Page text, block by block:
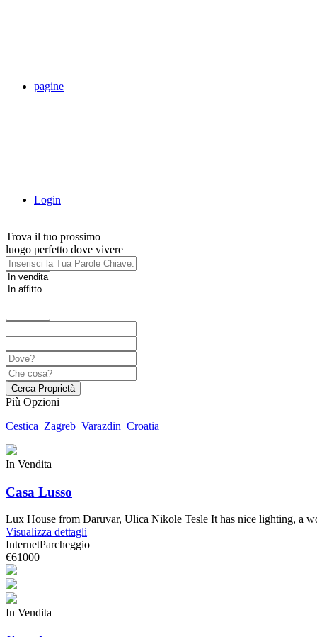
pagine
Login
Trova il tuo prossimo
luogo perfetto dove vivere
Cerca Proprietà
Più Opzioni
Cestica Zagreb Varazdin Croatia
In Vendita
Casa Lusso
Lux House from Daruvar, Ulica Nikole Tesle It has nice lighting, a
Visualizza dettagli
InternetParcheggio
€61000
In Vendita